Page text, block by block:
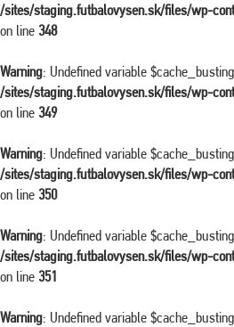
/sites/staging.futbalovysen.sk/files/wp-
on line 348
Warning: Undefined variable
/sites/staging.futbalovysen.sk/files/wp-
on line 349
Warning: Undefined variable
/sites/staging.futbalovysen.sk/files/wp-
on line 350
Warning: Undefined variable
/sites/staging.futbalovysen.sk/files/wp-
on line 351
Warning: Undefined variable